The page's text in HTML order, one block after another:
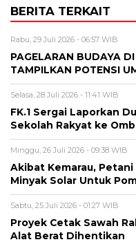
BERITA TERKAIT
Rabu, 29 Juli 2026 - 06:57 WIB
PAGELARAN BUDAYA
TAMPILKAN POTENSI
Selasa, 28 Juli 2026 - 11:41 WIB
FK.1 Sergai Laporkan
Sekolah Rakyat ke
Minggu, 26 Juli 2026 - 09:38 WIB
Akibat Kemarau,
Minyak Solar Untuk
Sabtu, 25 Juli 2026 - 01:27 WIB
Proyek Cetak Sawah
Alat Berat Dihentikan